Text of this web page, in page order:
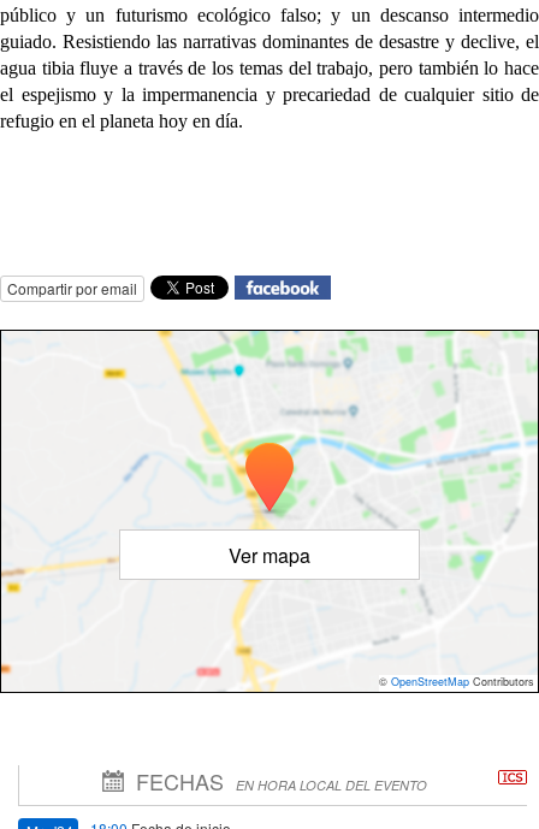
público y un futurismo ecológico falso; y un descanso intermedio
guiado. Resistiendo las narrativas dominantes de desastre y declive, el
agua tibia fluye a través de los temas del trabajo, pero también lo hace
el espejismo y la impermanencia y precariedad de cualquier sitio de
refugio en el planeta hoy en día.
Compartir por email
Ver mapa
© OpenStreetMap Contributors
FECHAS EN HORA LOCAL DEL EVENTO